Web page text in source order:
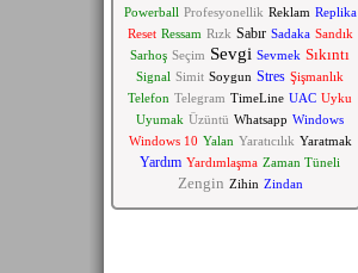
Powerball Profesyonellik Reklam Replika
Reset Ressam Rızk Sabır Sadaka Sandık
Sarhoş Seçim Sevgi Sevmek Sıkıntı
Signal Simit Soygun Stres Şişmanlık
Telefon Telegram TimeLine UAC Uyku
Uyumak Üzüntü Whatsapp Windows
Windows 10 Yalan Yaratıcılık Yaratmak
Yardım Yardımlaşma Zaman Tüneli
Zengin Zihin Zindan